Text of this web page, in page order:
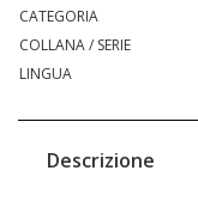
CATEGORIA
COLLANA / SERIE
LINGUA
Descrizione